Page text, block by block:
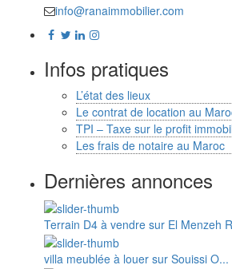
info@ranaimmobilier.com
Infos pratiques
L’état des lieux
Le contrat de location au
TPI – Taxe sur le profit
Les frais de notaire au Maroc
Dernières annonces
Terrain D4 à vendre sur El Menzeh
villa meublée à louer sur Souissi O...